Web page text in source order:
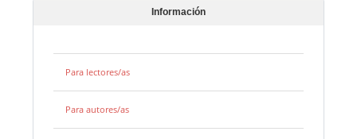
Información
Para lectores/as
Para autores/as